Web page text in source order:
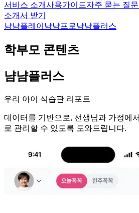
서비스 소개사용가이드자주 묻는 질문
소개서 받기
냠냠플레이 냠냠프로냠냠플러스
학부모 콘텐츠
냠냠플러스
우리 아이 식습관 리포트
데이터를 기반으로, 선생님과 가정에
로 관리할 수 있도록 도와드립니다.